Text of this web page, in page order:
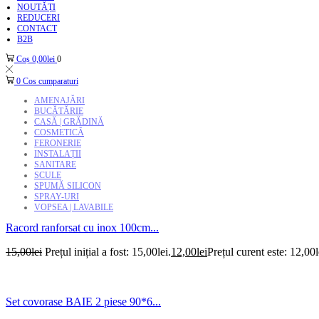
NOUTĂȚI
REDUCERI
CONTACT
B2B
Coș 0,00lei 0
0 Cos cumparaturi
AMENAJĂRI
BUCĂTĂRIE
CASĂ | GRĂDINĂ
COSMETICĂ
FERONERIE
INSTALAȚII
SANITARE
SCULE
SPUMĂ SILICON
SPRAY-URI
VOPSEA | LAVABILE
Racord ranforsat cu inox 100cm...
15,00lei Prețul inițial a fost: 15,00lei.12,00leiPrețul curent este:
Set covorase BAIE 2 piese 90*6...